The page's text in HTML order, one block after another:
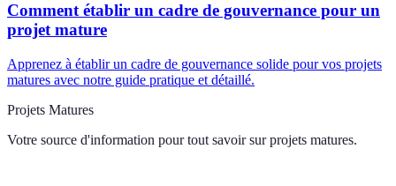
Comment établir un cadre de gouvernance pour un
projet mature
Apprenez à établir un cadre de gouvernance solide pour vos projets
matures avec notre guide pratique et détaillé.
Projets Matures
Votre source d'information pour tout savoir sur projets matures.